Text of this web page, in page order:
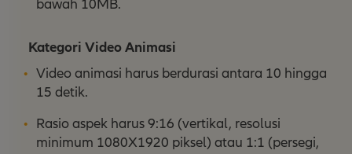
bawah 10MB.
Kategori Video Animasi
Video animasi harus berdurasi antara 10 hingga
15 detik.
Rasio aspek harus 9:16 (vertikal, resolusi
minimum 1080X1920 piksel) atau 1:1 (persegi,